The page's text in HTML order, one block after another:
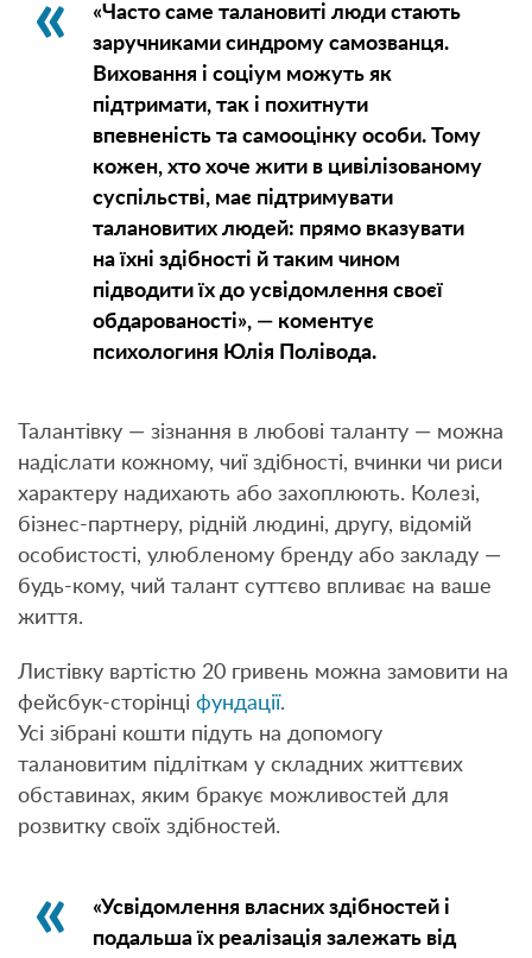
«Часто саме талановиті люди стають
заручниками синдрому самозванця.
Виховання і соціум можуть як
підтримати, так і похитнути
впевненість та самооцінку особи. Тому
кожен, хто хоче жити в цивілізованому
суспільстві, має підтримувати
талановитих людей: прямо вказувати
на їхні здібності й таким чином
підводити їх до усвідомлення своєї
обдарованості», — коментує
психологиня Юлія Полівода.
Талантівку — зізнання в любові таланту — можна
надіслати кожному, чиї здібності, вчинки чи риси
характеру надихають або захоплюють. Колезі,
бізнес-партнеру, рідній людині, другу, відомій
особистості, улюбленому бренду або закладу —
будь-кому, чий талант суттєво впливає на ваше
життя.
Листівку вартістю 20 гривень можна замовити на
фейсбук-сторінці фундації.
Усі зібрані кошти підуть на допомогу
талановитим підліткам у складних життєвих
обставинах, яким бракує можливостей для
розвитку своїх здібностей.
«Усвідомлення власних здібностей і
подальша їх реалізація залежать від